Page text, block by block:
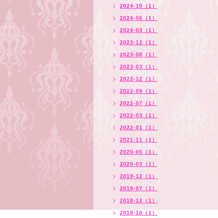
2024-10（1）
2024-06（1）
2024-03（1）
2023-12（1）
2023-08（1）
2023-03（1）
2022-12（1）
2022-09（1）
2022-07（1）
2022-03（1）
2022-01（1）
2021-11（1）
2020-05（1）
2020-03（1）
2019-12（1）
2019-07（1）
2018-12（1）
2018-10（1）